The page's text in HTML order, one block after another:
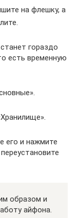
на флешку, а
гораздо
есть временную
его и нажмите
образом и
айфона.